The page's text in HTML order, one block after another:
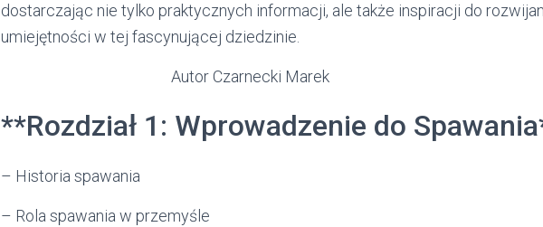
dostarczając nie tylko praktycznych informacji, ale także inspiracji do
umiejętności w tej fascynującej dziedzinie.
Autor Czarnecki Marek
**Rozdział 1: Wprowadzenie do
– Historia spawania
– Rola spawania w przemyśle